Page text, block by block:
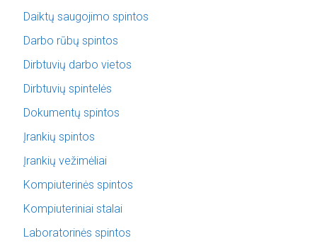
Daiktų saugojimo spintos
Darbo rūbų spintos
Dirbtuvių darbo vietos
Dirbtuvių spintelės
Dokumentų spintos
Įrankių spintos
Įrankių vežimėliai
Kompiuterinės spintos
Kompiuteriniai stalai
Laboratorinės spintos